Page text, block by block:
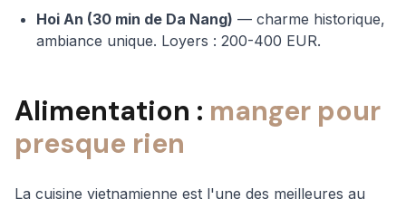
Hoi An (30 min de Da Nang) — charme historique,
ambiance unique. Loyers : 200-400 EUR.
Alimentation : manger pour
presque rien
La cuisine vietnamienne est l'une des meilleures au